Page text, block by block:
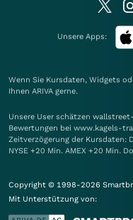
Unsere Apps:
Wenn Sie Kursdaten, Widgets
Ihnen ARIVA gerne.
Unsere User schätzen
Bewertungen bei www.kagels-
Zeitverzögerung der Kursdaten:
NYSE +20 Min. AMEX +20 Min.
Copyright © 1998-2026
Mit Unterstützung von: